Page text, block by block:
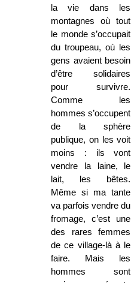
la vie dans les
montagnes où tout
le monde s’occupait
du troupeau, où les
gens avaient besoin
d’être solidaires
pour survivre.
Comme les
hommes s’occupent
de la sphère
publique, on les voit
moins : ils vont
vendre la laine, le
lait, les bêtes.
Même si ma tante
va parfois vendre du
fromage, c’est une
des rares femmes
de ce village-là à le
faire. Mais les
hommes sont